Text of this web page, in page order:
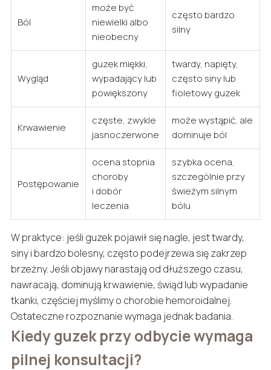
Ból
może być
niewielki albo
nieobecny
często bardzo
silny
Wygląd
guzek miękki,
wypadający lub
powiększony
twardy, napięty,
często siny lub
fioletowy guzek
Krwawienie
częste, zwykle
jasnoczerwone
może wystąpić, ale
dominuje ból
Postępowanie
ocena stopnia
choroby
i dobór
leczenia
szybka ocena,
szczególnie przy
świeżym silnym
bólu
W praktyce: jeśli guzek pojawił się nagle, jest twardy,
siny i bardzo bolesny, często podejrzewa się zakrzep
brzeżny. Jeśli objawy narastają od dłuższego czasu,
nawracają, dominują krwawienie, świąd lub wypadanie
tkanki, częściej myślimy o chorobie hemoroidalnej.
Ostateczne rozpoznanie wymaga jednak badania.
Kiedy guzek przy odbycie wymaga
pilnej konsultacji?